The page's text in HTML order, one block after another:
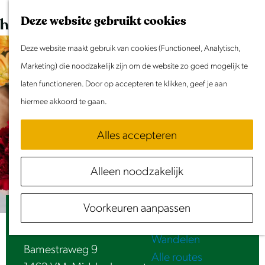
Deze website gebruikt cookies
Deze website maakt gebruik van cookies (Functioneel, Analytisch,
Marketing) die noodzakelijk zijn om de website zo goed mogelijk te
laten functioneren. Door op accepteren te klikken, geef je aan
hiermee akkoord te gaan.
Alles accepteren
Alleen noodzakelijk
Voorkeuren aanpassen
G
a
n
a
a
r
e
h
o
m
e
K
a
r
t
Z
e
k
e
n
e
n
u
Evenement aanmelden
Doen & Beleven
Zomer in Laag Holland
Met kinderen
Samen eropuit
Rust & Stilte
Activiteiten
Routes
Fietsen
Varen
Wandelen
Alle routes
Bartels Bloemen
Bamestraweg 9